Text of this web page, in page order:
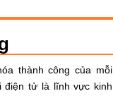
thành công của mỗi
điện tử là lĩnh vực kinh